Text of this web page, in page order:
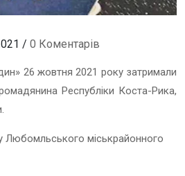
/ 0 Коментарів
» 26 жовтня 2021 рокузатримали
Республіки Коста-Рика,
Любомльського міськрайонного